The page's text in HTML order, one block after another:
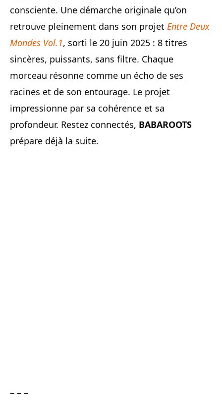
consciente. Une démarche originale qu’on
retrouve pleinement dans son projet Entre Deux
Mondes Vol.1, sorti le 20 juin 2025 : 8 titres
sincères, puissants, sans filtre. Chaque
morceau résonne comme un écho de ses
racines et de son entourage. Le projet
impressionne par sa cohérence et sa
profondeur. Restez connectés, BABAROOTS
prépare déjà la suite.
– – –